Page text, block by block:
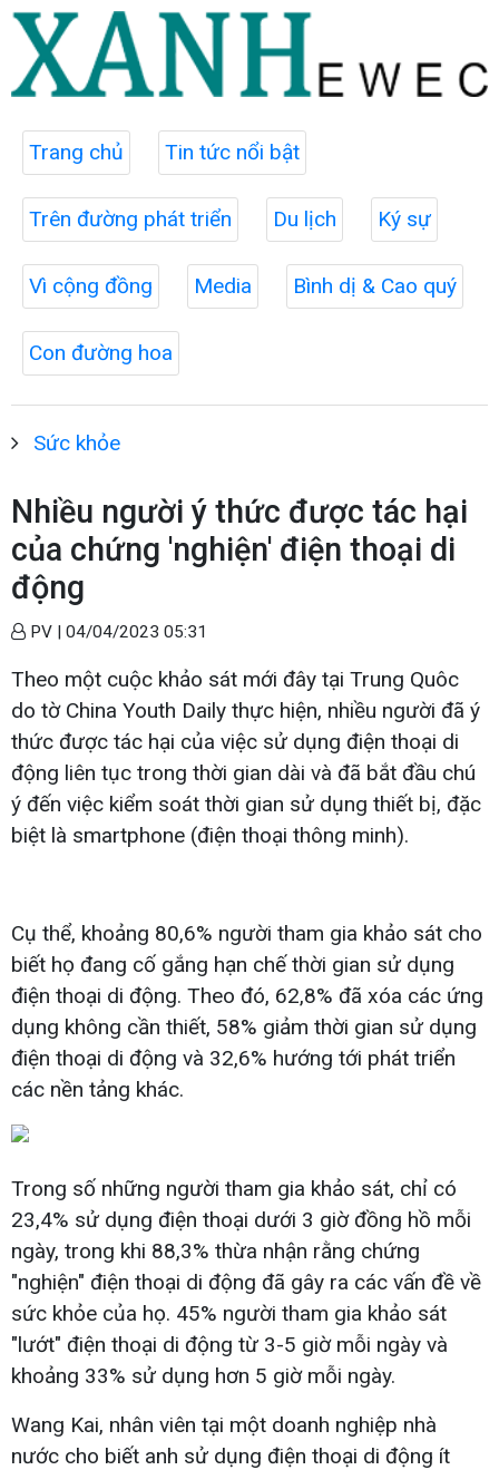
Trang chủ Tin tức nổi bật
Trên đường phát triển Du lịch Ký sự
Vì cộng đồng Media Bình dị & Cao quý
Con đường hoa
Sức khỏe
Nhiều người ý thức được tác hại
của chứng 'nghiện' điện thoại di
động
PV | 04/04/2023 05:31
Theo một cuộc khảo sát mới đây tại Trung Quôc
do tờ China Youth Daily thực hiện, nhiều người đã ý
thức được tác hại của việc sử dụng điện thoại di
động liên tục trong thời gian dài và đã bắt đầu chú
ý đến việc kiểm soát thời gian sử dụng thiết bị, đặc
biệt là smartphone (điện thoại thông minh).
Cụ thể, khoảng 80,6% người tham gia khảo sát cho
biết họ đang cố gắng hạn chế thời gian sử dụng
điện thoại di động. Theo đó, 62,8% đã xóa các ứng
dụng không cần thiết, 58% giảm thời gian sử dụng
điện thoại di động và 32,6% hướng tới phát triển
các nền tảng khác.
Trong số những người tham gia khảo sát, chỉ có
23,4% sử dụng điện thoại dưới 3 giờ đồng hồ mỗi
ngày, trong khi 88,3% thừa nhận rằng chứng
"nghiện" điện thoại di động đã gây ra các vấn đề về
sức khỏe của họ. 45% người tham gia khảo sát
"lướt" điện thoại di động từ 3-5 giờ mỗi ngày và
khoảng 33% sử dụng hơn 5 giờ mỗi ngày.
Wang Kai, nhân viên tại một doanh nghiệp nhà
nước cho biết anh sử dụng điện thoại di động ít